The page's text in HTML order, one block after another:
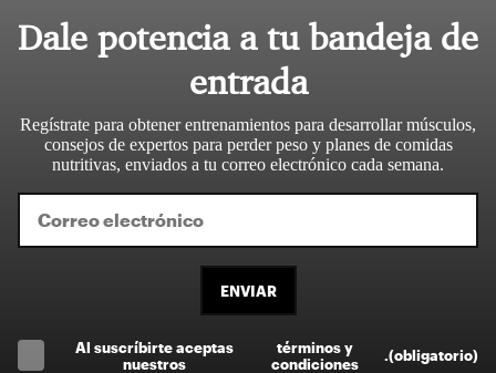
Dale potencia a tu bandeja de
entrada
Regístrate para obtener entrenamientos para desarrollar músculos,
consejos de expertos para perder peso y planes de comidas
nutritivas, enviados a tu correo electrónico cada semana.
ENVIAR
Al suscríbirte aceptas
nuestros
términos y
condiciones
.(obligatorio)